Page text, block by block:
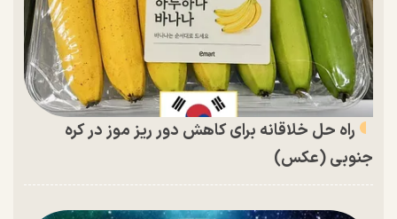
راه حل خلاقانه برای کاهش دور ریز موز در کره
جنوبی (عکس)